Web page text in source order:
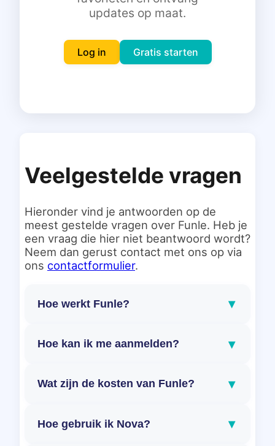
Inloggen
Gratis starten
updates op maat.
Log in Gratis starten
Veelgestelde vragen
Hieronder vind je antwoorden op de
meest gestelde vragen over Funle. Heb je
een vraag die hier niet beantwoord wordt?
Neem dan gerust contact met ons op via
ons contactformulier.
Hoe werkt Funle? ▾
Hoe kan ik me aanmelden? ▾
Wat zijn de kosten van Funle? ▾
Hoe gebruik ik Nova? ▾